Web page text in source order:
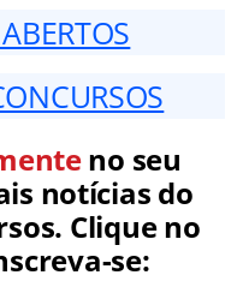
no seu
notícias do
Clique no
se: